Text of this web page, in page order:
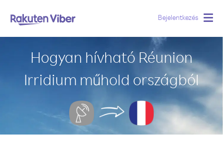
Bejelentkezés
Hogyan hívható Réunion
Irridium műhold országból